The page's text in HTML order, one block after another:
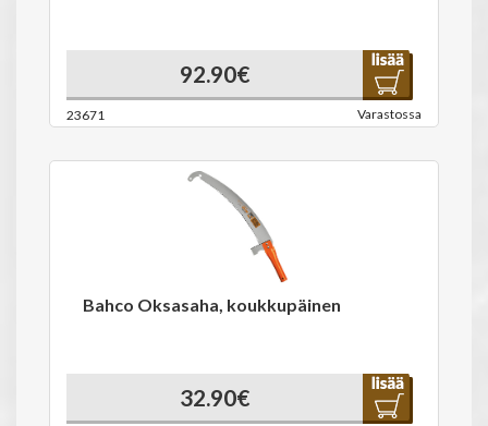
92.90€
23671 Varastossa
Bahco Oksasaha, koukkupäinen
32.90€